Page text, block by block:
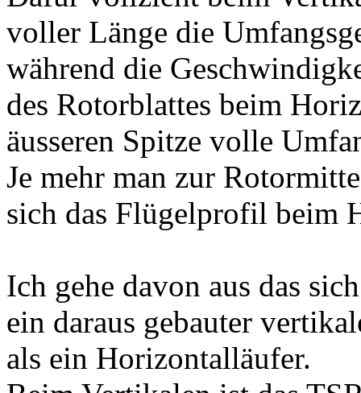
voller Länge die
während die
des Rotorblattes beim
äusseren Spitze volle
Je mehr man zur
sich das Flügelprofil beim
Ich gehe davon aus das
ein daraus gebauter
als ein Horizontalläufer.